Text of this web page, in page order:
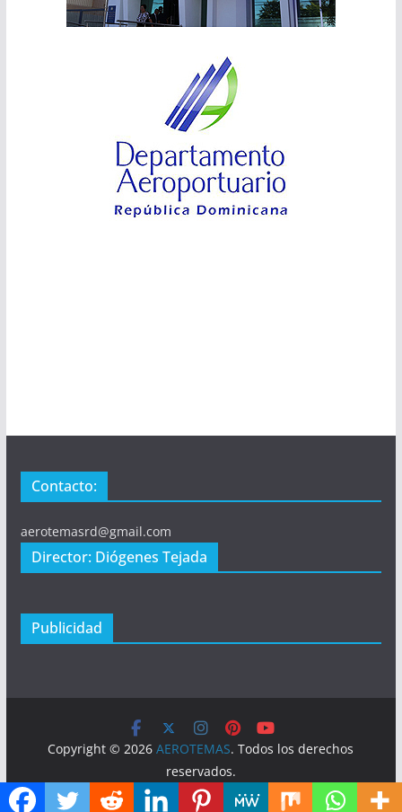
Contacto:
aerotemasrd@gmail.com
Director: Diógenes Tejada
Publicidad
Copyright © 2026AEROTEMAS. Todos los derechos
reservados.
Tema:ColorMag por ThemeGrill. Funciona con WordPress.